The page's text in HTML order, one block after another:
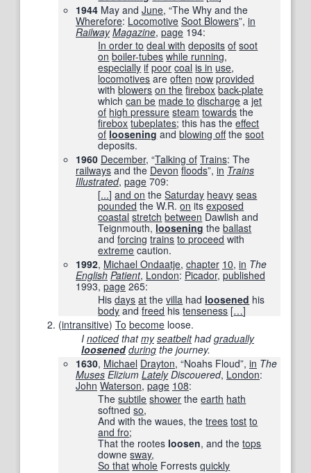
1944 May and June, “The Why and the
Wherefore: Locomotive Soot Blowers”, in
Railway Magazine, page 194:
In order to deal with deposits of soot
on boiler-tubes while running,
especially if poor coal is in use,
locomotivesareoften now provided
withblowers on the firebox back-plate
whichcan be made to dischargeajet
of high pressure steam towards the
firebox tubeplates; this has theeffect
of loosening andblowing offthesoot
deposits.
1960 December, “Talking of Trains: The
railways and the Devon floods”, in Trains
Illustrated, page 709:
[...]and on theSaturday heavy seas
pounded the W.R.on itsexposed
coastal stretch between Dawlish and
Teignmouth, loosening theballast
andforcing trains to proceed with
extreme caution.
1992, Michael Ondaatje, chapter 10, in The
English Patient‎, London: Picador, published
1993, page 265:
Hisdays at thevilla had loosened his
body andfreed histenseness […]
(intransitive) To become loose.
I noticedthatmy seatbelthadgradually
loosened during the journey.
1630, Michael Drayton, “Noahs Floud”, in The
Muses Elizium LatelyDiscouered‎, London:
John Waterson, page 108:
Thesubtile shower theearth hath
softnedso,
And with the waues, thetrees tost to
and fro;
That the rootes loosen, and thetops
downesway,
So that whole Forrestsquickly